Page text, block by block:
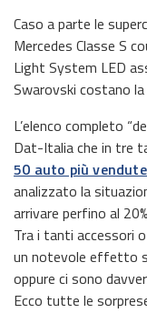
Caso a parte le
Mercedes Classe S
Light System LED
Swarovski costano
L’elenco completo
Dat-Italia che in tre
50 auto più
analizzato la
arrivare perfino al
Tra i tanti accessori
un notevole effetto
oppure ci sono
Ecco tutte le